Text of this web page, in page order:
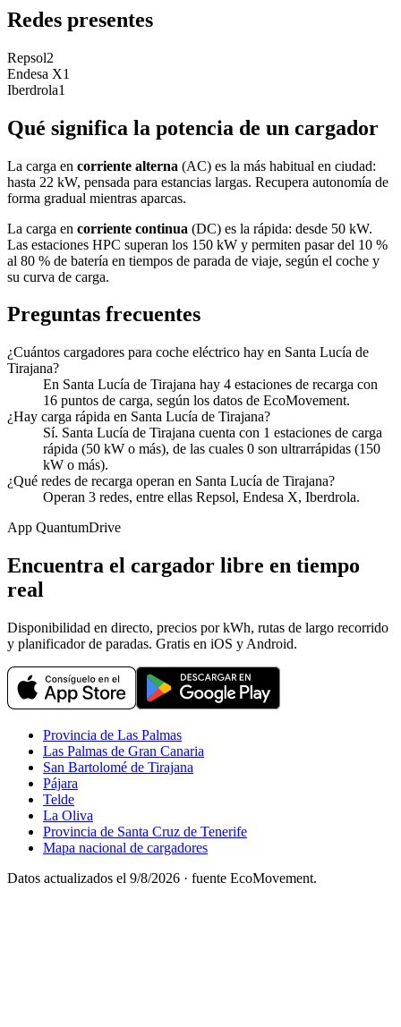
Redes presentes
Repsol2
Endesa X1
Iberdrola1
Qué significa la potencia de un cargador
La carga en corriente alterna (AC) es la más habitual en ciudad:
hasta 22 kW, pensada para estancias largas. Recupera autonomía de
forma gradual mientras aparcas.
La carga en corriente continua (DC) es la rápida: desde 50 kW.
Las estaciones HPC superan los 150 kW y permiten pasar del 10 %
al 80 % de batería en tiempos de parada de viaje, según el coche y
su curva de carga.
Preguntas frecuentes
¿Cuántos cargadores para coche eléctrico hay en Santa Lucía de
Tirajana?
En Santa Lucía de Tirajana hay 4 estaciones de recarga con
16 puntos de carga, según los datos de EcoMovement.
¿Hay carga rápida en Santa Lucía de Tirajana?
Sí. Santa Lucía de Tirajana cuenta con 1 estaciones de carga
rápida (50 kW o más), de las cuales 0 son ultrarrápidas (150
kW o más).
¿Qué redes de recarga operan en Santa Lucía de Tirajana?
Operan 3 redes, entre ellas Repsol, Endesa X, Iberdrola.
App QuantumDrive
Encuentra el cargador libre en tiempo
real
Disponibilidad en directo, precios por kWh, rutas de largo recorrido
y planificador de paradas. Gratis en iOS y Android.
Provincia de Las Palmas
Las Palmas de Gran Canaria
San Bartolomé de Tirajana
Pájara
Telde
La Oliva
Provincia de Santa Cruz de Tenerife
Mapa nacional de cargadores
Datos actualizados el 9/8/2026 · fuente EcoMovement.